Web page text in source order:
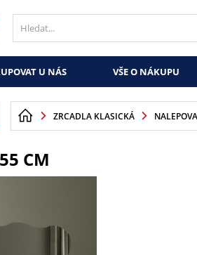
U NÁS VŠE O NÁKUPU
ZRCADLA KLASICKÁ
CM